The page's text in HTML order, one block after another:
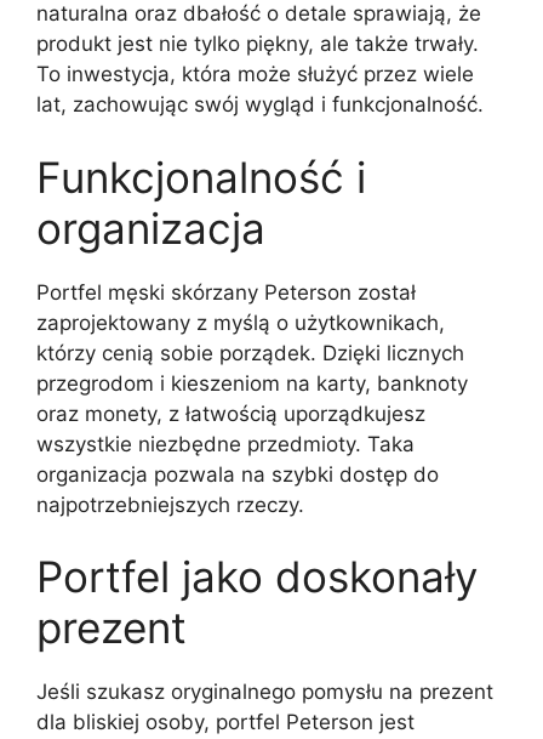
naturalna oraz dbałość o detale sprawiają, że
produkt jest nie tylko piękny, ale także trwały.
To inwestycja, która może służyć przez wiele
lat, zachowując swój wygląd i funkcjonalność.
Funkcjonalność i
organizacja
Portfel męski skórzany Peterson został
zaprojektowany z myślą o użytkownikach,
którzy cenią sobie porządek. Dzięki licznych
przegrodom i kieszeniom na karty, banknoty
oraz monety, z łatwością uporządkujesz
wszystkie niezbędne przedmioty. Taka
organizacja pozwala na szybki dostęp do
najpotrzebniejszych rzeczy.
Portfel jako doskonały
prezent
Jeśli szukasz oryginalnego pomysłu na prezent
dla bliskiej osoby, portfel Peterson jest